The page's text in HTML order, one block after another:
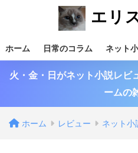
エリ
ホーム 日常のコラム ネット
火・金・日がネット小説レビ
ームの
ホーム レビュー ネット小